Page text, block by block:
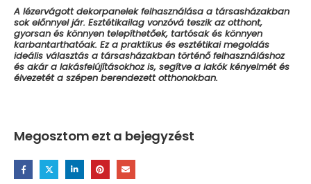
A lézervágott dekorpanelek felhasználása a társasházakban
sok előnnyel jár. Esztétikailag vonzóvá teszik az otthont,
gyorsan és könnyen telepíthetőek, tartósak és könnyen
karbantarthatóak. Ez a praktikus és esztétikai megoldás
ideális választás a társasházakban történő felhasználáshoz
és akár a lakásfelújításokhoz is, segítve a lakók kényelmét és
élvezetét a szépen berendezett otthonokban.
Megosztom ezt a bejegyzést